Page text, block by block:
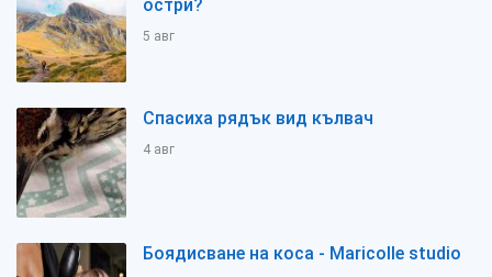
остри?
5 авг
Спасиха рядък вид кълвач
4 авг
Боядисване на коса - Maricolle studio